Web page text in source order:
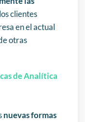
clientes
en el actual
otras
de Analítica
nuevas formas